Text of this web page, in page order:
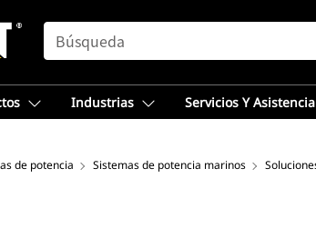
SEARCH
Industrias Servicios Y Asistencia
de potencia Sistemas de potencia marinos